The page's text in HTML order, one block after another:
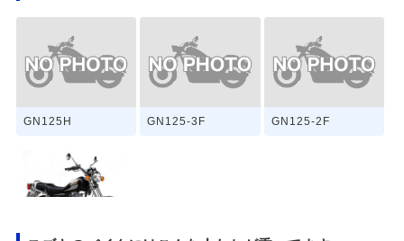
GN125H GN125-3F GN125-2F